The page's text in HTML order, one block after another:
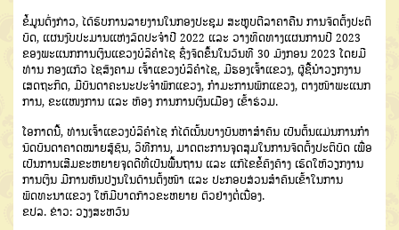
ຂໍ້ມູນດັ່ງກ່າວ, ໄດ້ຮັບການລາຍງານໃນກອງປະຊຸມ ສະຫຼຸບຕີລາຄາຄືນ ການຈັດຕັ້ງປະຕິ
ບັດ, ແຜນງົບປະມານແຫ່ງລັດປະຈໍາປີ 2022 ແລະ ວາງທິດທາງແຜນການປີ 2023
ຂອງພະແນກການເງິນແຂວງບໍລິຄຳໄຊ ຊຶ່ງຈັດຂຶ້ນໃນວັນທີ 30 ມັງກອນ 2023 ໂດຍມີ
ທ່ານ ກອງແກ້ວ ໄຊສົງຄາມ ເຈົ້າແຂວງບໍລິຄຳໄຊ, ມີຮອງເຈົ້າແຂວງ, ຜູ້ຊີ້ນຳວຽກງານ
ເສດຖະກິດ, ມີບັນດາຄະນະປະຈຳພັກແຂວງ, ກຳມະການພັກແຂວງ, ຕາງໜ້າພະແນກ
ການ, ຂະແໜງການ ແລະ ຫ້ອງ ການການເງິນເມືອງ ເຂົ້າຮ່ວມ.
ໂອກາດນີ້, ທ່ານເຈົ້າແຂວງບໍລິຄຳໄຊ ກໍໄດ້ເນັ້ນບາງບັນຫາສຳຄັນ ເປັນຕົ້ນແມ່ນການກໍາ
ນົດບັນດາຄາດໝາຍສູ້ຊົນ, ວິທີການ, ມາດຕະການຈຸດສຸມໃນການຈັດຕັ້ງປະຕິບັດ ເພື່ອ
ເປັນການເສີມຂະຫຍາຍຈຸດດີທີ່ເປັນພື້ນຖານ ແລະ ແກ້ໄຂຂໍ້ຄົງຄ້າງ ເຮັດໃຫ້ວຽກງານ
ການເງິນ ມີການຫັນປ່ຽນໃນດ້ານຕັ້ງໜ້າ ແລະ ປະກອບສ່ວນສໍາຄັນເຂົ້າໃນການ
ພັດທະນາແຂວງ ໃຫ້ມີບາດກ້າວຂະຫຍາຍ ຕົວຢ່າງຕໍ່ເນື່ອງ.
ຂປລ. ຂ່າວ: ວຽງສະຫວັນ